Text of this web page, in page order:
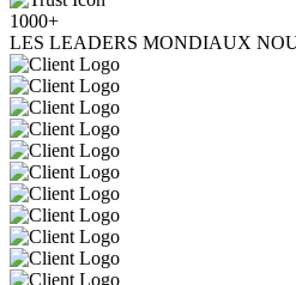
1000+
LES LEADERS MONDIAUX